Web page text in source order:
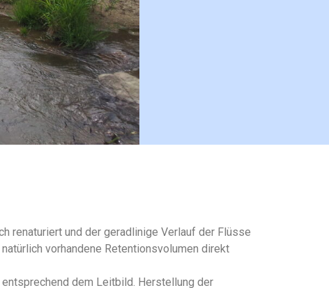
renaturiert und der geradlinige Verlauf der Flüsse
vorhandene Retentionsvolumen direkt
dem Leitbild. Herstellung der